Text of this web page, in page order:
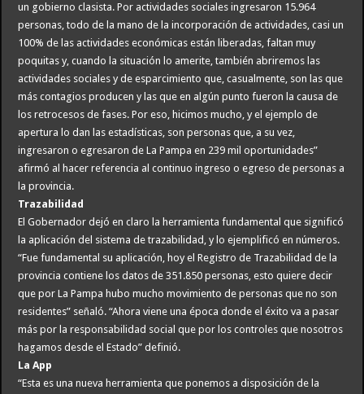
un gobierno clasista. Por actividades sociales ingresaron 15.964
personas, todo de la mano de la incorporación de actividades, casi un
100% de las actividades económicas están liberadas, faltan muy
poquitas y, cuando la situación lo amerite, también abriremos las
actividades sociales y de esparcimiento que, casualmente, son las que
más contagios producen y las que en algún punto fueron la causa de
los retrocesos de fases. Por eso, hicimos mucho, y el ejemplo de
apertura lo dan las estadísticas, son personas que, a su vez,
ingresaron o egresaron de La Pampa en 239 mil oportunidades”
afirmó al hacer referencia al continuo ingreso o egreso de personas a
la provincia.
Trazabilidad
El Gobernador dejó en claro la herramienta fundamental que significó
la aplicación del sistema de trazabilidad, y lo ejemplificó en números.
“Fue fundamental su aplicación, hoy el Registro de Trazabilidad de la
provincia contiene los datos de 351.850 personas, esto quiere decir
que por La Pampa hubo mucho movimiento de personas que no son
residentes” señaló. “Ahora viene una época donde el éxito va a pasar
más por la responsabilidad social que por los controles que nosotros
hagamos desde el Estado” definió.
La App
“Esta es una nueva herramienta que ponemos a disposición de la